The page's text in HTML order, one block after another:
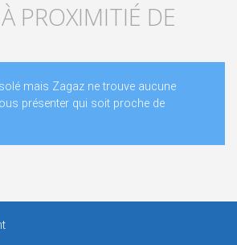
PROXIMITIÉ DE
mais Zagaz ne trouve aucune
présenter qui soit proche de